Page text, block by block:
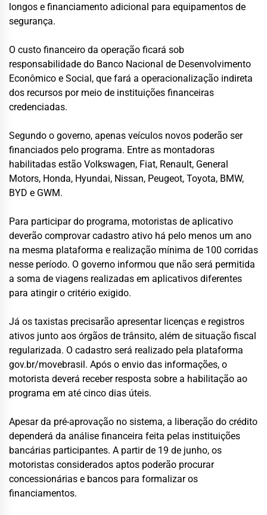
longos e financiamento adicional para equipamentos de
segurança.
O custo financeiro da operação ficará sob
responsabilidade do Banco Nacional de Desenvolvimento
Econômico e Social, que fará a operacionalização indireta
dos recursos por meio de instituições financeiras
credenciadas.
Segundo o governo, apenas veículos novos poderão ser
financiados pelo programa. Entre as montadoras
habilitadas estão Volkswagen, Fiat, Renault, General
Motors, Honda, Hyundai, Nissan, Peugeot, Toyota, BMW,
BYD e GWM.
Para participar do programa, motoristas de aplicativo
deverão comprovar cadastro ativo há pelo menos um ano
na mesma plataforma e realização mínima de 100 corridas
nesse período. O governo informou que não será permitida
a soma de viagens realizadas em aplicativos diferentes
para atingir o critério exigido.
Já os taxistas precisarão apresentar licenças e registros
ativos junto aos órgãos de trânsito, além de situação fiscal
regularizada. O cadastro será realizado pela plataforma
gov.br/movebrasil. Após o envio das informações, o
motorista deverá receber resposta sobre a habilitação ao
programa em até cinco dias úteis.
Apesar da pré-aprovação no sistema, a liberação do crédito
dependerá da análise financeira feita pelas instituições
bancárias participantes. A partir de 19 de junho, os
motoristas considerados aptos poderão procurar
concessionárias e bancos para formalizar os
financiamentos.